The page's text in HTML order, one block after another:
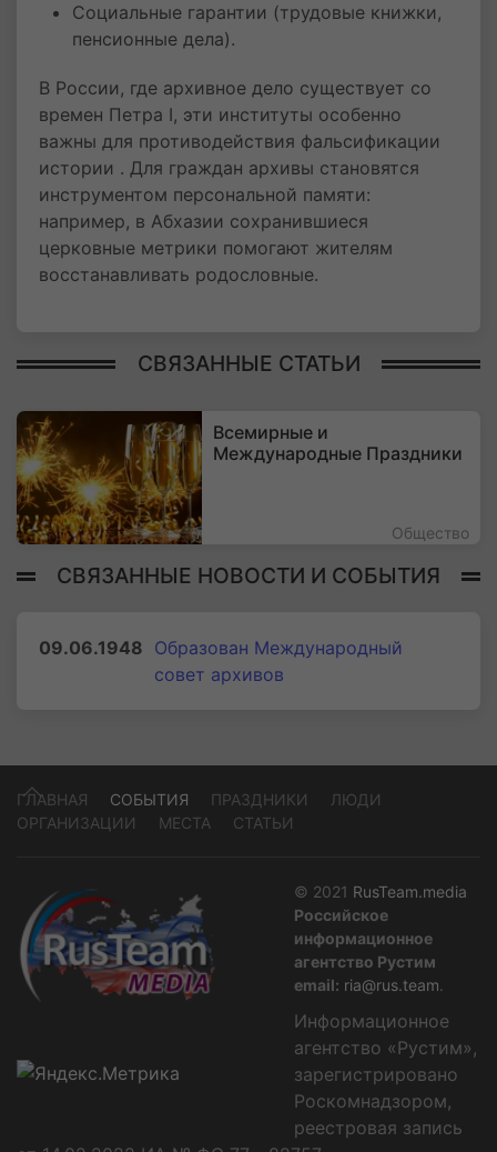
Социальные гарантии (трудовые книжки,
пенсионные дела).
В России, где архивное дело существует со
времен Петра I, эти институты особенно
важны для противодействия фальсификации
истории . Для граждан архивы становятся
инструментом персональной памяти:
например, в Абхазии сохранившиеся
церковные метрики помогают жителям
восстанавливать родословные.
СВЯЗАННЫЕ СТАТЬИ
Всемирные и
Международные Праздники
Общество
СВЯЗАННЫЕ НОВОСТИ И СОБЫТИЯ
09.06.1948 Образован Международный
совет архивов
ГЛАВНАЯ СОБЫТИЯ ПРАЗДНИКИ
ЛЮДИ
ОРГАНИЗАЦИИ
МЕСТА СТАТЬИ
© 2021 RusTeam.media
Российское
информационное
агентство Рустим
email: ria@rus.team.
Информационное
агентство «Рустим»,
зарегистрировано
Роскомнадзором,
реестровая запись